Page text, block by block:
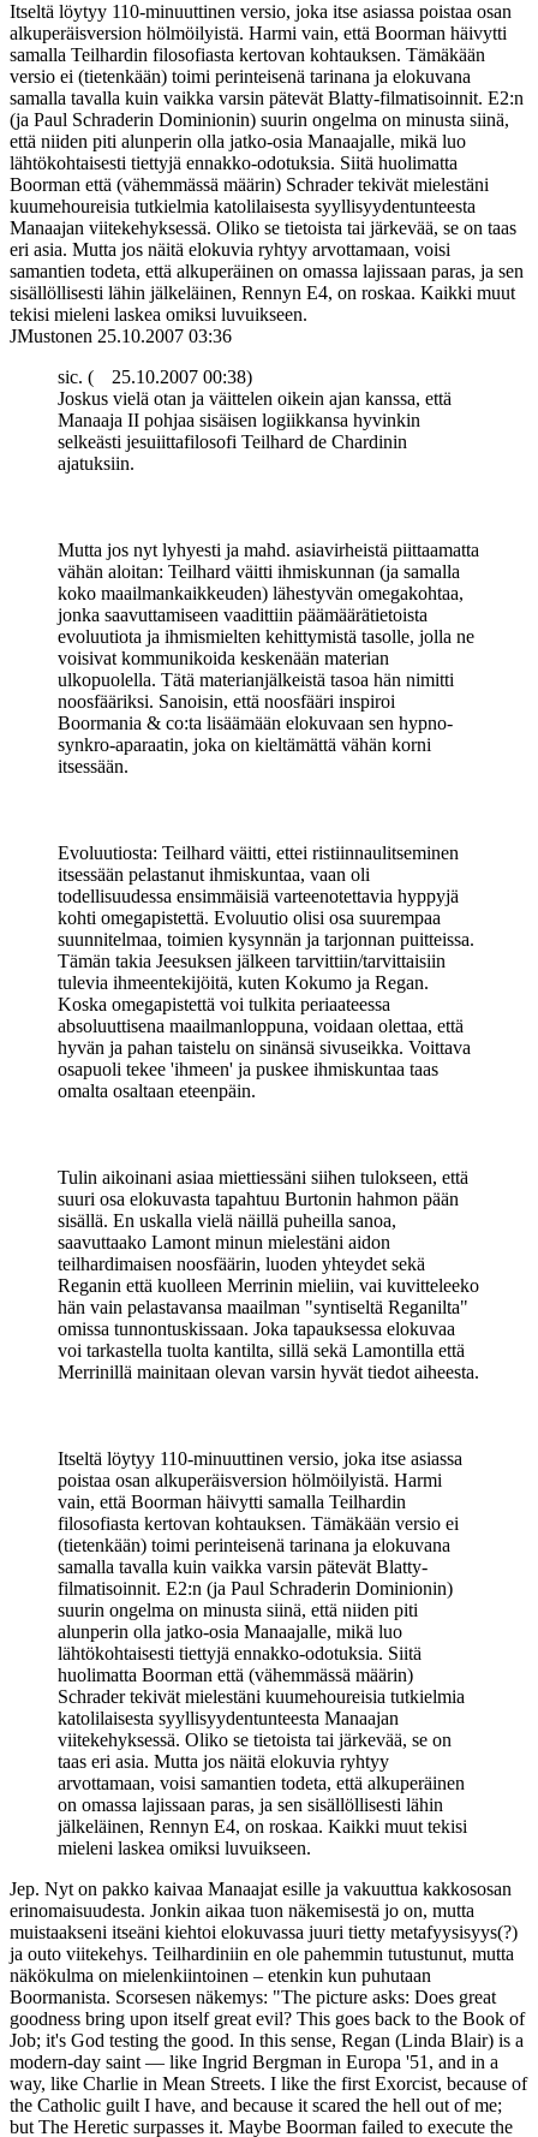
Itseltä löytyy 110-minuuttinen versio, joka itse asiassa poistaa osan
alkuperäisversion hölmöilyistä. Harmi vain, että Boorman häivytti
samalla Teilhardin filosofiasta kertovan kohtauksen. Tämäkään
versio ei (tietenkään) toimi perinteisenä tarinana ja elokuvana
samalla tavalla kuin vaikka varsin pätevät Blatty-filmatisoinnit. E2:n
(ja Paul Schraderin Dominionin) suurin ongelma on minusta siinä,
että niiden piti alunperin olla jatko-osia Manaajalle, mikä luo
lähtökohtaisesti tiettyjä ennakko-odotuksia. Siitä huolimatta
Boorman että (vähemmässä määrin) Schrader tekivät mielestäni
kuumehoureisia tutkielmia katolilaisesta syyllisyydentunteesta
Manaajan viitekehyksessä. Oliko se tietoista tai järkevää, se on taas
eri asia. Mutta jos näitä elokuvia ryhtyy arvottamaan, voisi
samantien todeta, että alkuperäinen on omassa lajissaan paras, ja sen
sisällöllisesti lähin jälkeläinen, Rennyn E4, on roskaa. Kaikki muut
tekisi mieleni laskea omiksi luvuikseen.
JMustonen 25.10.2007 03:36
sic. (
25.10.2007 00:38)
Joskus vielä otan ja väittelen oikein ajan kanssa, että
Manaaja II pohjaa sisäisen logiikkansa hyvinkin
selkeästi jesuiittafilosofi Teilhard de Chardinin
ajatuksiin.
Mutta jos nyt lyhyesti ja mahd. asiavirheistä piittaamatta
vähän aloitan: Teilhard väitti ihmiskunnan (ja samalla
koko maailmankaikkeuden) lähestyvän omegakohtaa,
jonka saavuttamiseen vaadittiin päämäärätietoista
evoluutiota ja ihmismielten kehittymistä tasolle, jolla ne
voisivat kommunikoida keskenään materian
ulkopuolella. Tätä materianjälkeistä tasoa hän nimitti
noosfääriksi. Sanoisin, että noosfääri inspiroi
Boormania & co:ta lisäämään elokuvaan sen hypno-
synkro-aparaatin, joka on kieltämättä vähän korni
itsessään.
Evoluutiosta: Teilhard väitti, ettei ristiinnaulitseminen
itsessään pelastanut ihmiskuntaa, vaan oli
todellisuudessa ensimmäisiä varteenotettavia hyppyjä
kohti omegapistettä. Evoluutio olisi osa suurempaa
suunnitelmaa, toimien kysynnän ja tarjonnan puitteissa.
Tämän takia Jeesuksen jälkeen tarvittiin/tarvittaisiin
tulevia ihmeentekijöitä, kuten Kokumo ja Regan.
Koska omegapistettä voi tulkita periaateessa
absoluuttisena maailmanloppuna, voidaan olettaa, että
hyvän ja pahan taistelu on sinänsä sivuseikka. Voittava
osapuoli tekee 'ihmeen' ja puskee ihmiskuntaa taas
omalta osaltaan eteenpäin.
Tulin aikoinani asiaa miettiessäni siihen tulokseen, että
suuri osa elokuvasta tapahtuu Burtonin hahmon pään
sisällä. En uskalla vielä näillä puheilla sanoa,
saavuttaako Lamont minun mielestäni aidon
teilhardimaisen noosfäärin, luoden yhteydet sekä
Reganin että kuolleen Merrinin mieliin, vai kuvitteleeko
hän vain pelastavansa maailman "syntiseltä Reganilta"
omissa tunnontuskissaan. Joka tapauksessa elokuvaa
voi tarkastella tuolta kantilta, sillä sekä Lamontilla että
Merrinillä mainitaan olevan varsin hyvät tiedot aiheesta.
Itseltä löytyy 110-minuuttinen versio, joka itse asiassa
poistaa osan alkuperäisversion hölmöilyistä. Harmi
vain, että Boorman häivytti samalla Teilhardin
filosofiasta kertovan kohtauksen. Tämäkään versio ei
(tietenkään) toimi perinteisenä tarinana ja elokuvana
samalla tavalla kuin vaikka varsin pätevät Blatty-
filmatisoinnit. E2:n (ja Paul Schraderin Dominionin)
suurin ongelma on minusta siinä, että niiden piti
alunperin olla jatko-osia Manaajalle, mikä luo
lähtökohtaisesti tiettyjä ennakko-odotuksia. Siitä
huolimatta Boorman että (vähemmässä määrin)
Schrader tekivät mielestäni kuumehoureisia tutkielmia
katolilaisesta syyllisyydentunteesta Manaajan
viitekehyksessä. Oliko se tietoista tai järkevää, se on
taas eri asia. Mutta jos näitä elokuvia ryhtyy
arvottamaan, voisi samantien todeta, että alkuperäinen
on omassa lajissaan paras, ja sen sisällöllisesti lähin
jälkeläinen, Rennyn E4, on roskaa. Kaikki muut tekisi
mieleni laskea omiksi luvuikseen.
Jep. Nyt on pakko kaivaa Manaajat esille ja vakuuttua kakkososan
erinomaisuudesta. Jonkin aikaa tuon näkemisestä jo on, mutta
muistaakseni itseäni kiehtoi elokuvassa juuri tietty metafyysisyys(?)
ja outo viitekehys. Teilhardiniin en ole pahemmin tutustunut, mutta
näkökulma on mielenkiintoinen – etenkin kun puhutaan
Boormanista. Scorsesen näkemys: "The picture asks: Does great
goodness bring upon itself great evil? This goes back to the Book of
Job; it's God testing the good. In this sense, Regan (Linda Blair) is a
modern-day saint — like Ingrid Bergman in Europa '51, and in a
way, like Charlie in Mean Streets. I like the first Exorcist, because of
the Catholic guilt I have, and because it scared the hell out of me;
but The Heretic surpasses it. Maybe Boorman failed to execute the